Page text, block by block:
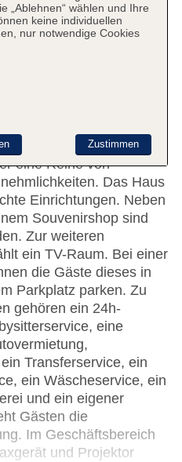
über 249 Zimmer.
der Rezeption ist
Eine
Safe und eine
zur
öffentlichen Bereichen
der Buchung von
geboten. Die
eine Reihe von
Das Haus
Einrichtungen. Neben
Souvenirshop sind
Zur weiteren
ein TV-Raum. Bei einer
die Gäste dieses in
Parkplatz parken. Zu
gehören ein 24h-
eine
Transferservice, ein
ein Wäscheservice, ein
und ein eigener
Gästen die
Im Geschäftsbereich
und Projektor
„Ablehnen“ wählen und Ihre
keine individuellen
nur notwendige Cookies
Zustimmen